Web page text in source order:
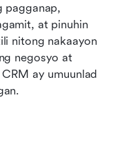
pagganap,
at pinuhin
nitong nakaayon
negosyo at
ay umuunlad